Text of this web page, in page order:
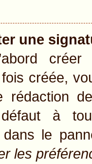
une
fois créée,
rédaction
à
dans le
les